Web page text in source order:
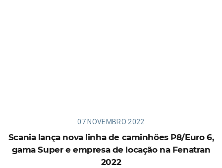
07 NOVEMBRO 2022
Scania lança nova linha de caminhões P8/Euro 6,
gama Super e empresa de locação na Fenatran
2022